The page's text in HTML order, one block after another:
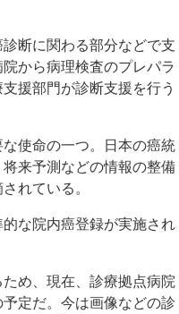
断に関わる部分などで支
から病理検査のプレパラ
援部門が診断支援を行う
使命の一つ。日本の癌統
来予測などの情報の整備
れている。
な院内癌登録が実施され
め、現在、診療拠点病院
定だ。今は画像などの診